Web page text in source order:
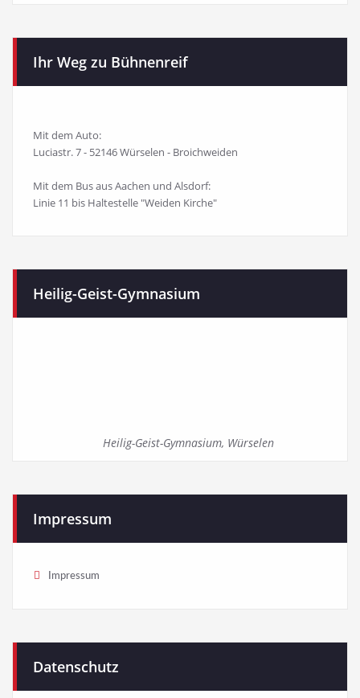
Ihr Weg zu Bühnenreif
Mit dem Auto:
Luciastr. 7 - 52146 Würselen - Broichweiden
Mit dem Bus aus Aachen und Alsdorf:
Linie 11 bis Haltestelle "Weiden Kirche"
Heilig-Geist-Gymnasium
Heilig-Geist-Gymnasium, Würselen
Impressum
Impressum
Datenschutz